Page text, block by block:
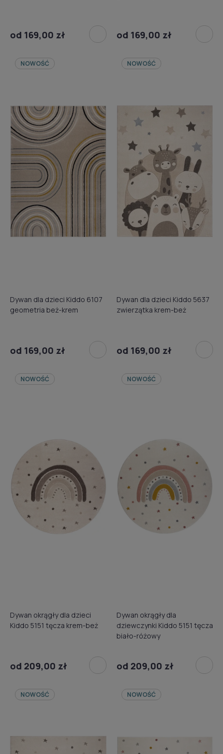
od 169,00 zł od 169,00 zł
Dywan dla dzieci Kiddo 6107
geometria beż-krem
od 169,00 zł
NOWOŚĆ
Dywan dla dzieci Kiddo 5637
zwierzątka krem-beż
od 169,00 zł
NOWOŚĆ
Dywan okrągły dla dzieci
Kiddo 5151 tęcza krem-beż
od 209,00 zł
NOWOŚĆ
Dywan okrągły dla
dziewczynki Kiddo 5151 tęcza
biało-różowy
od 209,00 zł
NOWOŚĆ
NOWOŚĆ NOWOŚĆ